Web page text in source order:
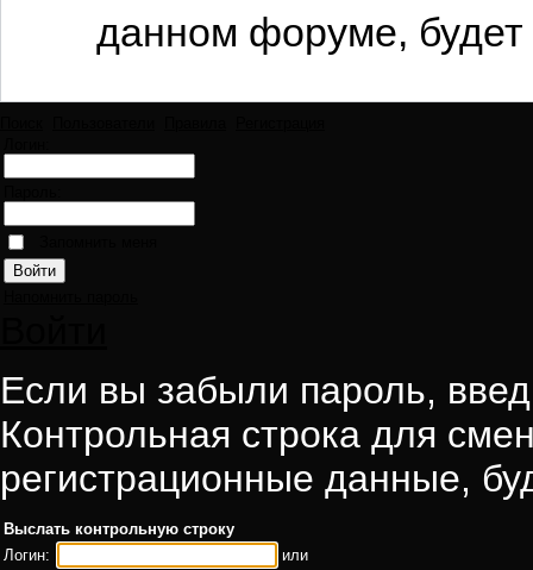
данном форуме,
Если вы забыли пароль,
Контрольная строка для
регистрационные данные,
Выслать контрольную строку
Логин:
или